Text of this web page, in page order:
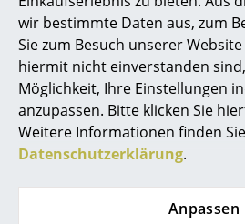
wir bestimmte Daten aus, zum
Sie zum Besuch unserer
hiermit nicht einverstanden
Möglichkeit, Ihre Einstellungen
anzupassen. Bitte klicken Sie
Weitere Informationen finden
Datenschutzerklärung.
Anpassen
Accessoires
Uhren
Spiegel
Figuren & Miniaturen
Vasen
dem sie
und die
und